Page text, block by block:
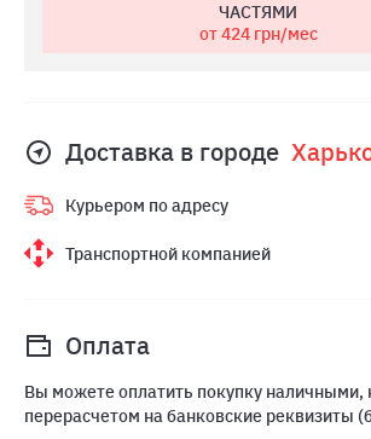
ЧАСТЯМИ
от 424грн/мес
Доставка в городе
Курьером по адресу
Транспортной компанией
Оплата
Вы можете оплатить покупку наличными,
перерасчетом на банковские реквизиты